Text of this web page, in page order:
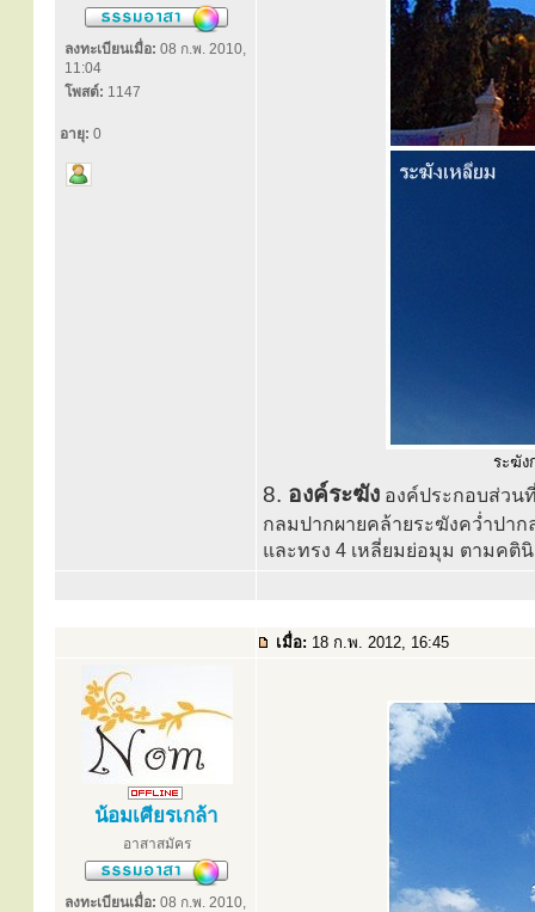
ลงทะเบียนเมื่อ: 08 ก.พ. 2010,
11:04
โพสต์: 1147
อายุ: 0
ระฆัง
8. องค์ระฆัง องค์ประกอบส่วน
กลมปากผายคล้ายระฆังคว่ำปา
และทรง 4 เหลี่ยมย่อมุม ตามค
เมื่อ: 18 ก.พ. 2012, 16:45
น้อมเศียรเกล้า
อาสาสมัคร
ลงทะเบียนเมื่อ: 08 ก.พ. 2010,